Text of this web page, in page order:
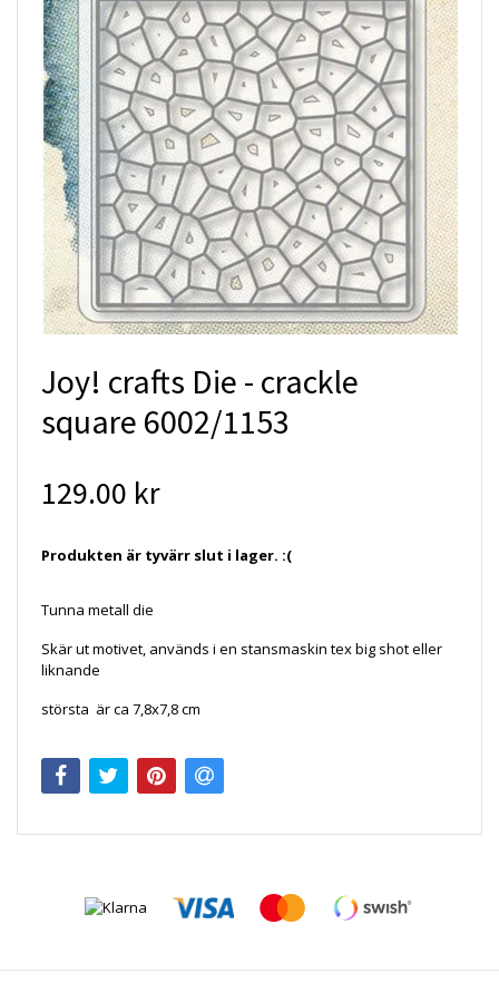
Joy! crafts Die - crackle
square 6002/1153
129.00 kr
Produkten är tyvärr slut i lager. :(
Tunna metall die
Skär ut motivet, används i en stansmaskin tex big shot eller
liknande
största är ca 7,8x7,8 cm